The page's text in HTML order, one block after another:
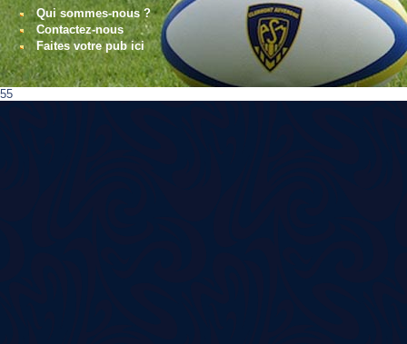
Qui sommes-nous ?
Contactez-nous
Faites votre pub ici
55